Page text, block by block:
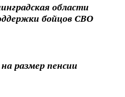
области
бойцов СВО
размер пенсии